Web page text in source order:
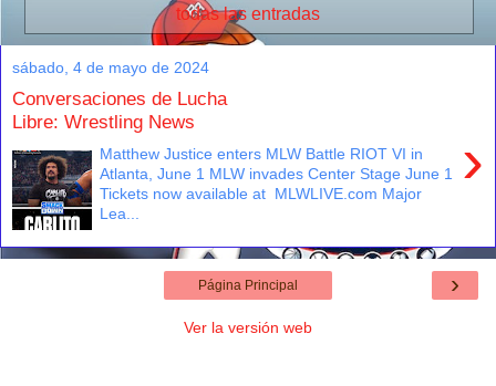
todas las entradas
sábado, 4 de mayo de 2024
Conversaciones de Lucha
Libre: Wrestling News
›
Matthew Justice enters MLW Battle RIOT VI in
Atlanta, June 1 MLW invades Center Stage June 1
Tickets now available at MLWLIVE.com Major
Lea...
›
Página Principal
Ver la versión web